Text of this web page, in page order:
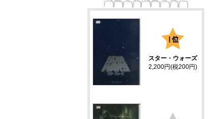
スター・ウォーズ
2,200円(税200円)